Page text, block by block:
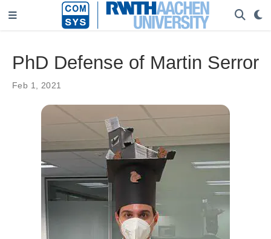
PhD Defense of Martin Serror
Feb 1, 2021